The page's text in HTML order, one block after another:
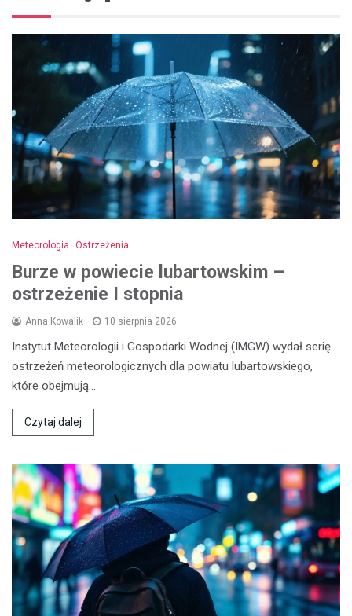
Meteorologia Ostrzeżenia
Burze w powiecie lubartowskim –
ostrzeżenie I stopnia
Anna Kowalik 10 sierpnia 2026
Instytut Meteorologii i Gospodarki Wodnej (IMGW) wydał serię
ostrzeżeń meteorologicznych dla powiatu lubartowskiego,
które obejmują…
Czytaj dalej